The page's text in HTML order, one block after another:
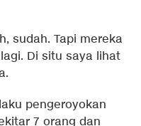
sudah. Tapi mereka
Di situ saya lihat
pengeroyokan
7 orang dan